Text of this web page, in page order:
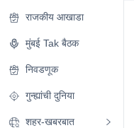
राजकीय आखाडा
मुंबई Tak बैठक
निवडणूक
गुन्ह्यांची दुनिया
शहर-खबरबात